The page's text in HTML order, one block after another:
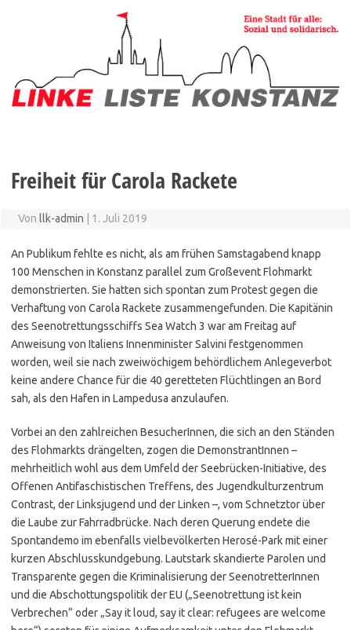
Freiheit für Carola Rackete
Von llk-admin 1. Juli 2019
An Publikum fehlte es nicht, als am frühen Samstagabend knapp
100 Menschen in Konstanz parallel zum Großevent Flohmarkt
demonstrierten. Sie hatten sich spontan zum Protest gegen die
Verhaftung von Carola Rackete zusammengefunden. Die Kapitänin
des Seenotrettungsschiffs Sea Watch 3 war am Freitag auf
Anweisung von Italiens Innenminister Salvini festgenommen
worden, weil sie nach zweiwöchigem behördlichem Anlegeverbot
keine andere Chance für die 40 geretteten Flüchtlingen an Bord
sah, als den Hafen in Lampedusa anzulaufen.
Vorbei an den zahlreichen BesucherInnen, die sich an den Ständen
des Flohmarkts drängelten, zogen die DemonstrantInnen –
mehrheitlich wohl aus dem Umfeld der Seebrücken-Initiative, des
Offenen Antifaschistischen Treffens, des Jugendkulturzentrum
Contrast, der Linksjugend und der Linken –, vom Schnetztor über
die Laube zur Fahrradbrücke. Nach deren Querung endete die
Spontandemo im ebenfalls vielbevölkerten Herosé-Park mit einer
kurzen Abschlusskundgebung. Lautstark skandierte Parolen und
Transparente gegen die Kriminalisierung der SeenotretterInnen
und die Abschottungspolitik der EU („Seenotrettung ist kein
Verbrechen“ oder „Say it loud, say it clear: refugees are welcome